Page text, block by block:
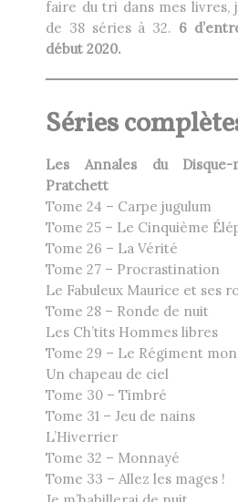
faire du tri dans mes livres,
de 38 séries à 32. 6
début 2020.
Séries
Les Annales du
Pratchett
Tome 24 – Carpe jugulum
Tome 25 – Le Cinquième
Tome 26 – La Vérité
Tome 27 – Procrastination
Le Fabuleux Maurice et ses
Tome 28 – Ronde de nuit
Les Ch’tits Hommes libres
Tome 29 – Le Régiment
Un chapeau de ciel
Tome 30 – Timbré
Tome 31 – Jeu de nains
L’Hiverrier
Tome 32 – Monnayé
Tome 33 – Allez les mages !